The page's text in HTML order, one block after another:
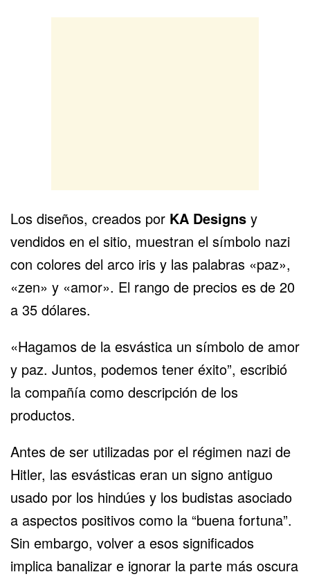
Los diseños, creados por KA Designs y
vendidos en el sitio, muestran el símbolo nazi
con colores del arco iris y las palabras «paz»,
«zen» y «amor». El rango de precios es de 20
a 35 dólares.
«Hagamos de la esvástica un símbolo de amor
y paz. Juntos, podemos tener éxito”, escribió
la compañía como descripción de los
productos.
Antes de ser utilizadas por el régimen nazi de
Hitler, las esvásticas eran un signo antiguo
usado por los hindúes y los budistas asociado
a aspectos positivos como la “buena fortuna”.
Sin embargo, volver a esos significados
implica banalizar e ignorar la parte más oscura